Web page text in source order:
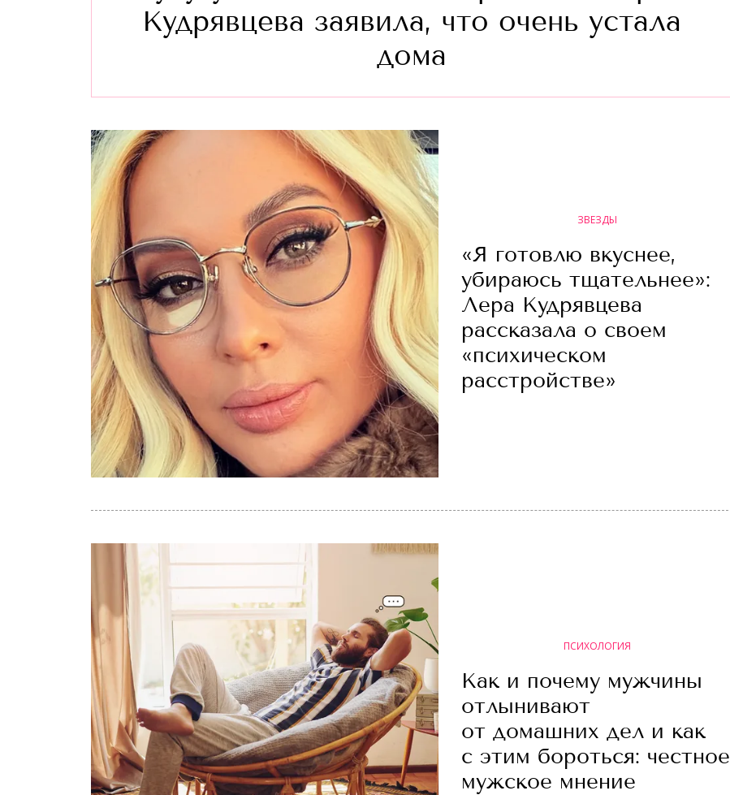
Кудрявцева заявила, что очень устала
дома
ЗВЕЗДЫ
«Я готовлю вкуснее,
убираюсь тщательнее»:
Лера Кудрявцева
рассказала о своем
«психическом
расстройстве»
ПСИХОЛОГИЯ
Как и почему мужчины
отлынивают
от домашних дел и как
с этим бороться: честное
мужское мнение